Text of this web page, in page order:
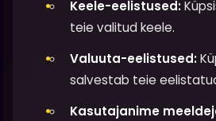
Keele-eelistused:
teie valitud keele.
Valuuta-eelistused:
salvestab teie
Kasutajanime